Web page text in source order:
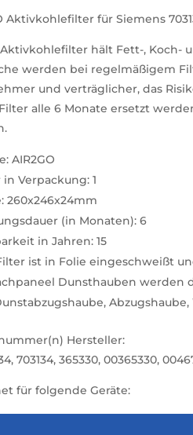
Aktivkohlefilter für Siemens
hält Fett-, Koch-
werden bei regelmäßigem
und verträglicher, das
alle 6 Monate ersetzt
AIR2GO
Verpackung: 1
260x246x24mm
(in Monaten): 6
in Jahren: 15
ist in Folie eingeschweißt
Dunsthauben werden
Hersteller:
703134, 365330, 00365330,
für folgende Geräte: